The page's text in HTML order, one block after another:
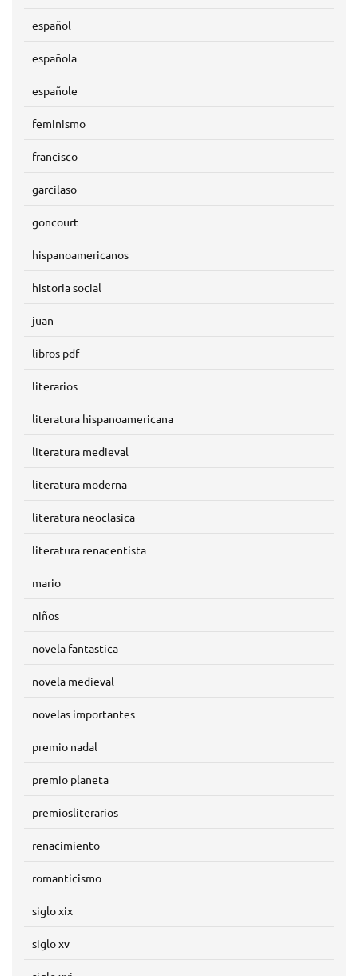
español
española
españole
feminismo
francisco
garcilaso
goncourt
hispanoamericanos
historia social
juan
libros pdf
literarios
literatura hispanoamericana
literatura medieval
literatura moderna
literatura neoclasica
literatura renacentista
mario
niños
novela fantastica
novela medieval
novelas importantes
premio nadal
premio planeta
premiosliterarios
renacimiento
romanticismo
siglo xix
siglo xv